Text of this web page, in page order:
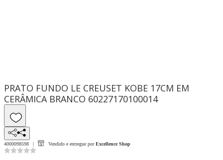
PRATO FUNDO LE CREUSET KOBE 17CM EM
CERÂMICA BRANCO 60227170100014
4000098598 Vendido e entregue por Excellence Shop